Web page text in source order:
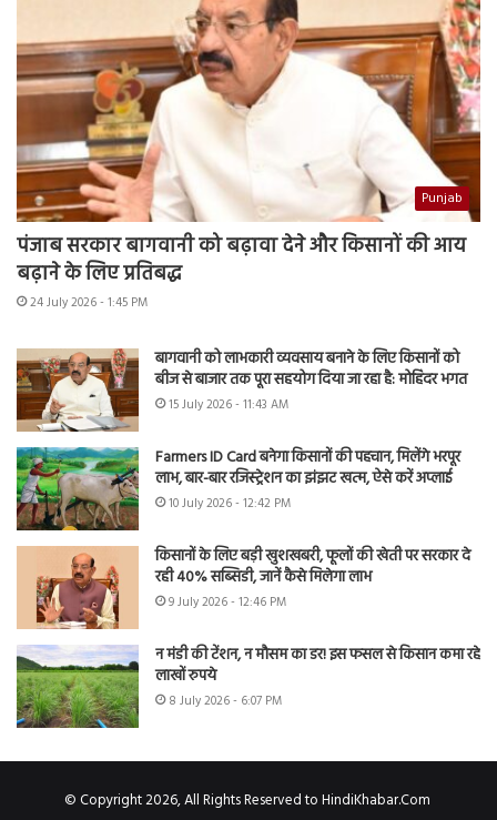
Punjab
पंजाब सरकार बागवानी को बढ़ावा देने और किसानों की आय
बढ़ाने के लिए प्रतिबद्ध
24 July 2026 - 1:45 PM
बागवानी को लाभकारी व्यवसाय बनाने के लिए किसानों को
बीज से बाजार तक पूरा सहयोग दिया जा रहा है: मोहिंदर भगत
15 July 2026 - 11:43 AM
Farmers ID Card बनेगा किसानों की पहचान, मिलेंगे भरपूर
लाभ, बार-बार रजिस्ट्रेशन का झंझट खत्म, ऐसे करें अप्लाई
10 July 2026 - 12:42 PM
किसानों के लिए बड़ी खुशखबरी, फूलों की खेती पर सरकार दे
रही 40% सब्सिडी, जानें कैसे मिलेगा लाभ
9 July 2026 - 12:46 PM
न मंडी की टेंशन, न मौसम का डर! इस फसल से किसान कमा रहे
लाखों रुपये
8 July 2026 - 6:07 PM
© Copyright 2026, All Rights Reserved to HindiKhabar.Com